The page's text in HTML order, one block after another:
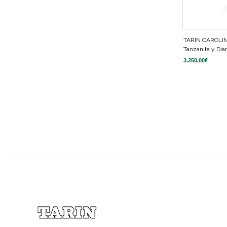
TARIN
Tanzanita y
3.250,00€